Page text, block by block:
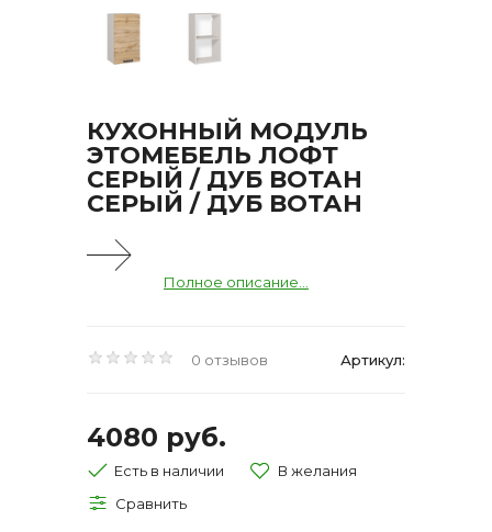
КУХОННЫЙ МОДУЛЬ
ЭТОМЕБЕЛЬ ЛОФТ
СЕРЫЙ / ДУБ ВОТАН
СЕРЫЙ / ДУБ ВОТАН
Полное описание...
0 отзывов Артикул:
4080 руб.
Есть в наличии